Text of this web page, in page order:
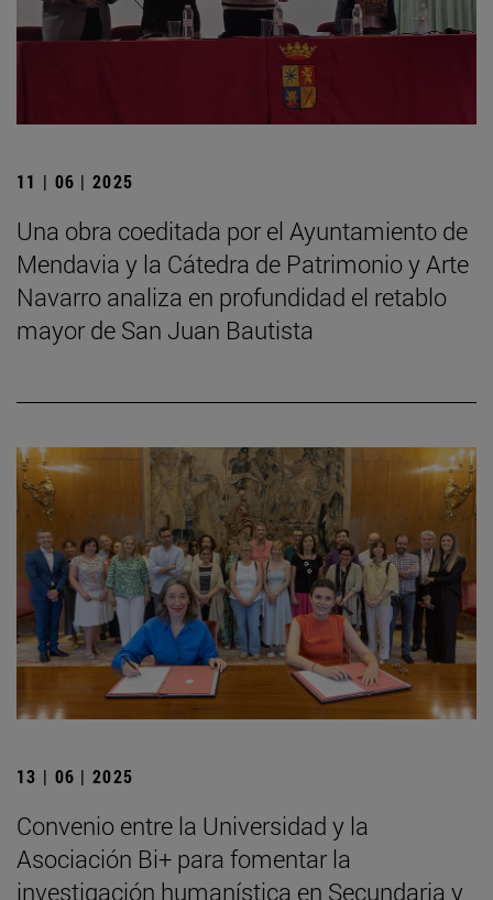
11 | 06 | 2025
Una obra coeditada por el Ayuntamiento de
Mendavia y la Cátedra de Patrimonio y Arte
Navarro analiza en profundidad el retablo
mayor de San Juan Bautista
13 | 06 | 2025
Convenio entre la Universidad y la
Asociación Bi+ para fomentar la
investigación humanística en Secundaria y